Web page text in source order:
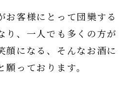
お客様にとって団欒する
り、一人でも多くの方が
顔になる、そんなお酒に
っております。